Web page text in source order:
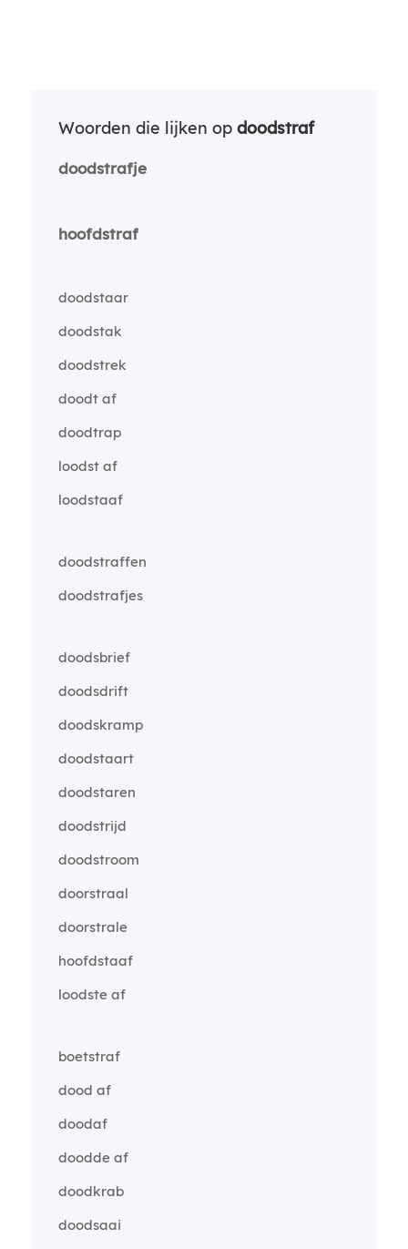
Woorden die lijken op doodstraf
doodstrafje
hoofdstraf
doodstaar
doodstak
doodstrek
doodt af
doodtrap
loodst af
loodstaaf
doodstraffen
doodstrafjes
doodsbrief
doodsdrift
doodskramp
doodstaart
doodstaren
doodstrijd
doodstroom
doorstraal
doorstrale
hoofdstaaf
loodste af
boetstraf
dood af
doodaf
doodde af
doodkrab
doodsaai